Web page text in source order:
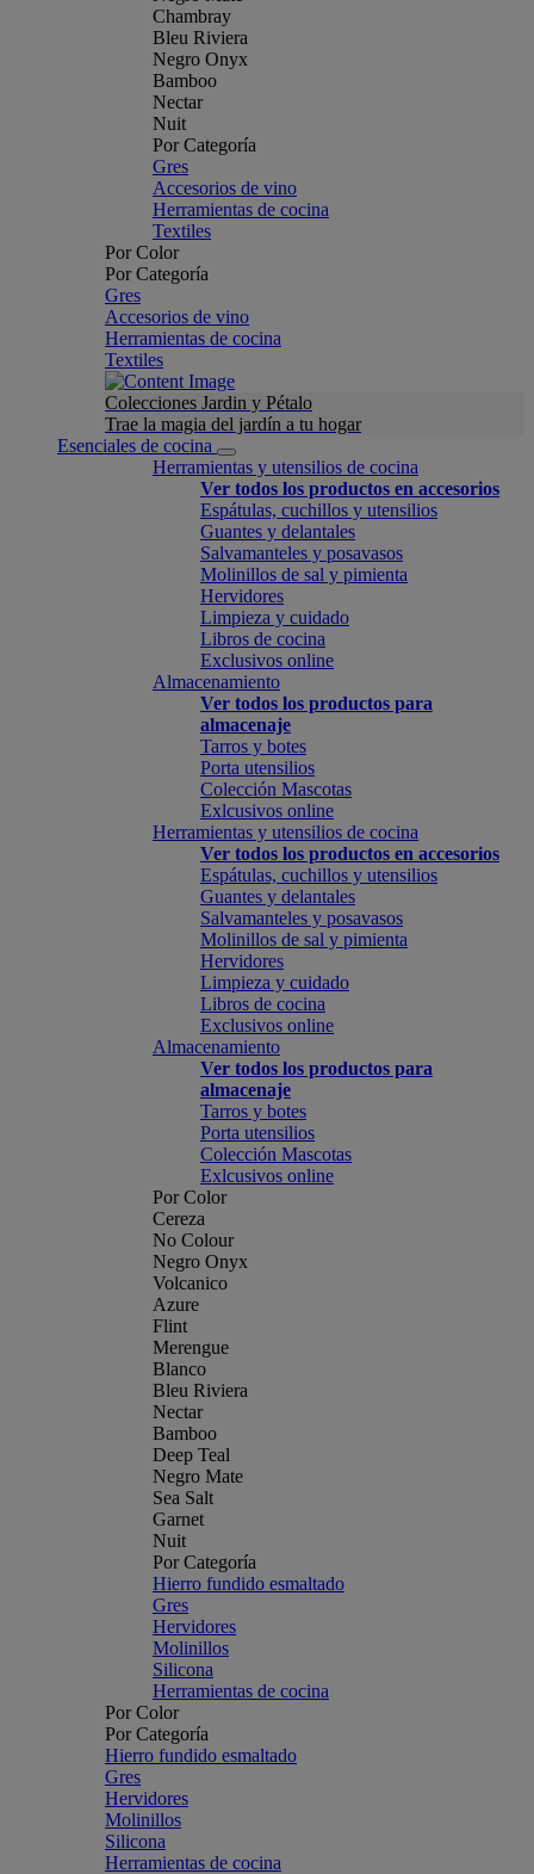
Chambray
Bleu Riviera
Negro Onyx
Bamboo
Nectar
Nuit
Por Categoría
Gres
Accesorios de vino
Herramientas de cocina
Textiles
Por Color
Por Categoría
Gres
Accesorios de vino
Herramientas de cocina
Textiles
Colecciones Jardin y Pétalo
Trae la magia del jardín a tu hogar
Esenciales de cocina
Herramientas y utensilios de cocina
Ver todos los productos en accesorios
Espátulas, cuchillos y utensilios
Guantes y delantales
Salvamanteles y posavasos
Molinillos de sal y pimienta
Hervidores
Limpieza y cuidado
Libros de cocina
Exclusivos online
Almacenamiento
Ver todos los productos para
almacenaje
Tarros y botes
Porta utensilios
Colección Mascotas
Exlcusivos online
Herramientas y utensilios de cocina
Ver todos los productos en accesorios
Espátulas, cuchillos y utensilios
Guantes y delantales
Salvamanteles y posavasos
Molinillos de sal y pimienta
Hervidores
Limpieza y cuidado
Libros de cocina
Exclusivos online
Almacenamiento
Ver todos los productos para
almacenaje
Tarros y botes
Porta utensilios
Colección Mascotas
Exlcusivos online
Por Color
Cereza
No Colour
Negro Onyx
Volcanico
Azure
Flint
Merengue
Blanco
Bleu Riviera
Nectar
Bamboo
Deep Teal
Negro Mate
Sea Salt
Garnet
Nuit
Por Categoría
Hierro fundido esmaltado
Gres
Hervidores
Molinillos
Silicona
Herramientas de cocina
Por Color
Por Categoría
Hierro fundido esmaltado
Gres
Hervidores
Molinillos
Silicona
Herramientas de cocina